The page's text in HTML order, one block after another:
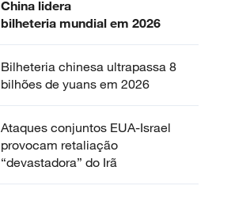
China lidera
bilheteria mundial em 2026
Bilheteria chinesa ultrapassa 8
bilhões de yuans em 2026
Ataques conjuntos EUA-Israel
provocam retaliação
“devastadora” do Irã